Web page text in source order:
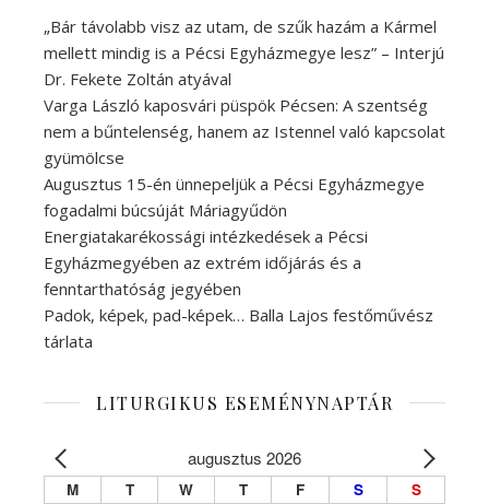
„Bár távolabb visz az utam, de szűk hazám a Kármel
mellett mindig is a Pécsi Egyházmegye lesz” – Interjú
Dr. Fekete Zoltán atyával
Varga László kaposvári püspök Pécsen: A szentség
nem a bűntelenség, hanem az Istennel való kapcsolat
gyümölcse
Augusztus 15-én ünnepeljük a Pécsi Egyházmegye
fogadalmi búcsúját Máriagyűdön
Energiatakarékossági intézkedések a Pécsi
Egyházmegyében az extrém időjárás és a
fenntarthatóság jegyében
Padok, képek, pad-képek… Balla Lajos festőművész
tárlata
LITURGIKUS ESEMÉNYNAPTÁR
augusztus 2026
M T W T F S S